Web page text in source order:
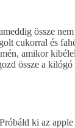
össze
cukorral és
amikor
össze a
ki az